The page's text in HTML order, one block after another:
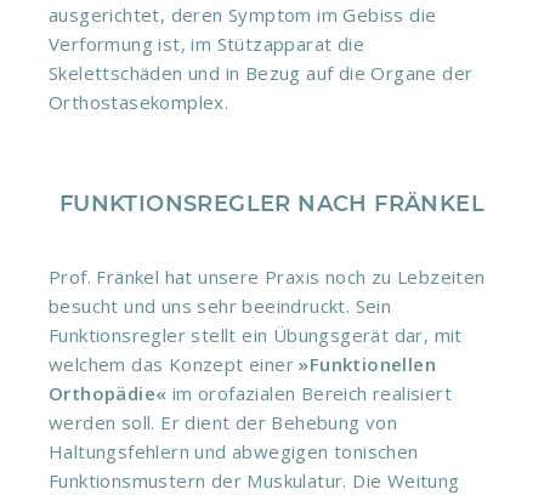
ausgerichtet, deren Symptom im Gebiss die
Verformung ist, im Stützapparat die
Skelettschäden und in Bezug auf die Organe der
Orthostasekomplex.
FUNKTIONSREGLER NACH FRÄNKEL
Prof. Fränkel hat unsere Praxis noch zu Lebzeiten
besucht und uns sehr beeindruckt. Sein
Funktionsregler stellt ein Übungsgerät dar, mit
welchem das Konzept einer»Funktionellen
Orthopädie« im orofazialen Bereich realisiert
werden soll. Er dient der Behebung von
Haltungsfehlern und abwegigen tonischen
Funktionsmustern der Muskulatur. Die Weitung